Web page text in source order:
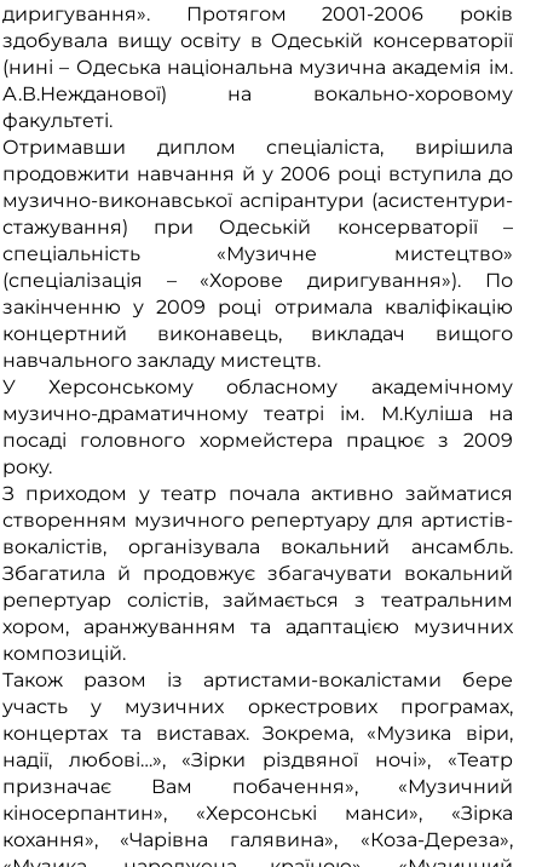
диригування». Протягом 2001-2006 років
здобувала вищу освіту в Одеській консерваторії
(нині – Одеська національна музична академія ім.
А.В.Нежданової) на вокально-хоровому
факультеті.
Отримавши диплом спеціаліста, вирішила
продовжити навчання й у 2006 році вступила до
музично-виконавської аспірантури (асистентури-
стажування) при Одеській консерваторії –
спеціальність «Музичне мистецтво»
(спеціалізація – «Хорове диригування»). По
закінченню у 2009 році отримала кваліфікацію
концертний виконавець, викладач вищого
навчального закладу мистецтв.
У Херсонському обласному академічному
музично-драматичному театрі ім. М.Куліша на
посаді головного хормейстера працює з 2009
року.
З приходом у театр почала активно займатися
створенням музичного репертуару для артистів-
вокалістів, організувала вокальний ансамбль.
Збагатила й продовжує збагачувати вокальний
репертуар солістів, займається з театральним
хором, аранжуванням та адаптацією музичних
композицій.
Також разом із артистами-вокалістами бере
участь у музичних оркестрових програмах,
концертах та виставах. Зокрема, «Музика віри,
надії, любові…», «Зірки різдвяної ночі», «Театр
призначає Вам побачення», «Музичний
кіносерпантин», «Херсонські манси», «Зірка
кохання», «Чарівна галявина», «Коза-Дереза»,